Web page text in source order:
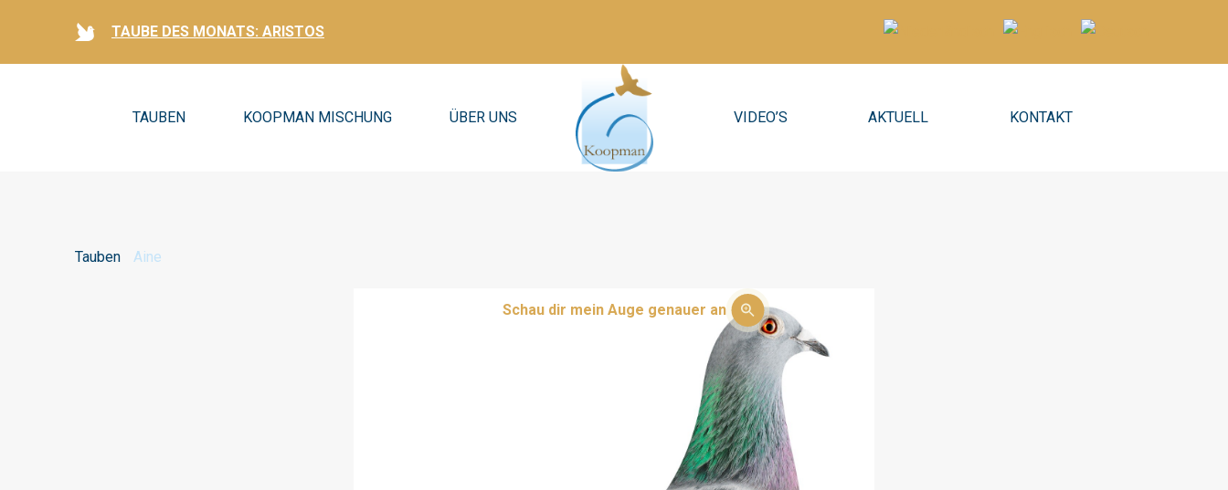
TAUBE DES MONATS: ARISTOS
TAUBEN KOOPMAN MISCHUNG ÜBER UNS VIDEO’S AKTUELL KONTAKT
Tauben Aine
Schau dir mein Auge genauer an